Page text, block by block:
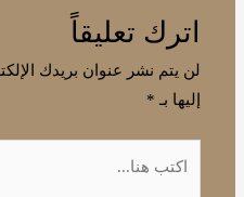
اترك تعليقاً
لن يتم نشر عنوان بريدك
إليها بـ *